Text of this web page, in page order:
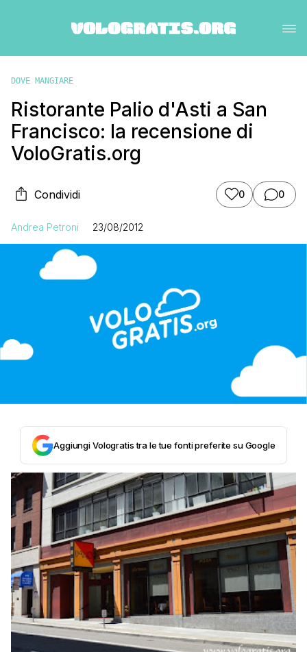
DOVE MANGIARE
Ristorante Palio d'Asti a San
Francisco: la recensione di
VoloGratis.org
Condividi 0 0
Andrea Petroni 23/08/2012
Aggiungi Vologratis tra le tue fonti preferite su Google